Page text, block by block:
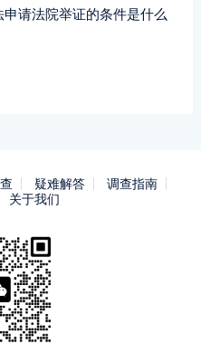
申请法院举证的条件是什么
疑难解答
调查指南
关于我们